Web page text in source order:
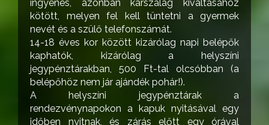
ingyenes, azonban karszalag kiváltásához
kötött, melyen fel kell tüntetni a gyermek
nevét és a szülő telefonszámát.
14-18 éves kor között kizárólag napi belépők
kaphatók, kizárólag a helyszíni
jegypénztárakban, 500 Ft-tal olcsóbban (a
belépőhöz nem jár ajándék pohár!).
A helyszíni jegypénztárak a
rendezvénynapokon a kapuk nyitásával egy
időben nyitnak, és zárás előtt egy órával